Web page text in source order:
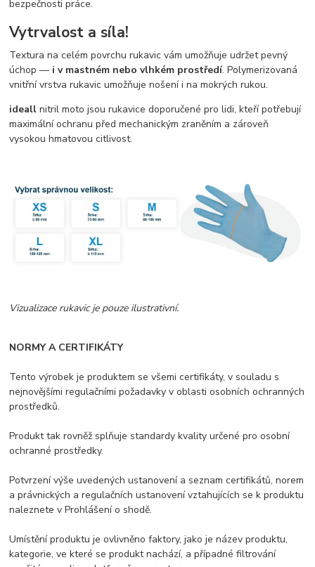
bezpečnosti práce.
Vytrvalost a síla!
Textura na celém povrchu rukavic vám umožňuje udržet pevný
úchop — i v mastném nebo vlhkém prostředí. Polymerizovaná
vnitřní vrstva rukavic umožňuje nošení i na mokrých rukou.
ideall nitril moto jsou rukavice doporučené pro lidi, kteří potřebují
maximální ochranu před mechanickým zraněním a zároveň
vysokou hmatovou citlivost.
Vizualizace rukavic je pouze ilustrativní.
NORMY A CERTIFIKÁTY
Tento výrobek je produktem se všemi certifikáty, v souladu s
nejnovějšími regulačními požadavky v oblasti osobních ochranných
prostředků.
Produkt tak rovněž splňuje standardy kvality určené pro osobní
ochranné prostředky.
Potvrzení výše uvedených ustanovení a seznam certifikátů, norem
a právnických a regulačních ustanovení vztahujících se k produktu
naleznete v Prohlášení o shodě.
Umístění produktu je ovlivněno faktory, jako je název produktu,
kategorie, ve které se produkt nachází, a případné filtrování